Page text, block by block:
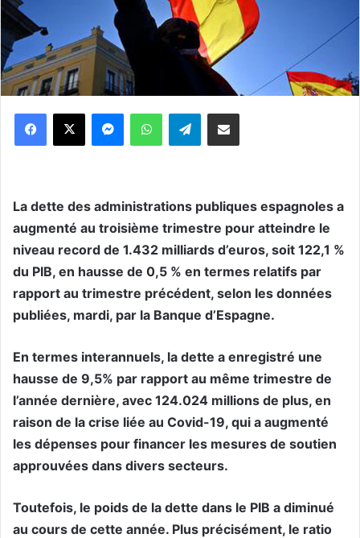
WhatsApp Telegram
La dette des administrations publiques espagnoles a
augmenté au troisième trimestre pour atteindre le
niveau record de 1.432 milliards d’euros, soit 122,1 %
du PIB, en hausse de 0,5 % en termes relatifs par
rapport au trimestre précédent, selon les données
publiées, mardi, par la Banque d’Espagne.
En termes interannuels, la dette a enregistré une
hausse de 9,5% par rapport au même trimestre de
l’année dernière, avec 124.024 millions de plus, en
raison de la crise liée au Covid-19, qui a augmenté
les dépenses pour financer les mesures de soutien
approuvées dans divers secteurs.
Toutefois, le poids de la dette dans le PIB a diminué
au cours de cette année. Plus précisément, le ratio